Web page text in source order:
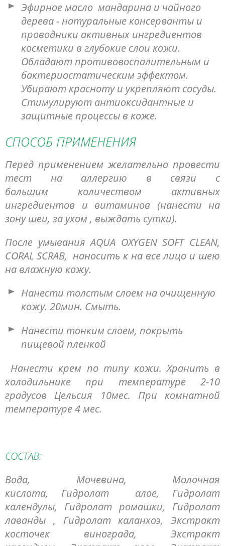
Эфирное масло мандарина и чайного
дерева - натуральные консерванты и
проводники активных ингредиентов
косметики в глубокие слои кожи.
Обладают противовоспалительным и
бактериостатическим эффектом.
Убирают красноту и укрепляют сосуды.
Стимулируют антиоксидантные и
защитные процессы в коже.
СПОСОБ ПРИМЕНЕНИЯ
Перед применением желательно провести
тест на аллергию в связи с
большим количеством активных
ингредиентов и витаминов (нанести на
зону шеи, за ухом , выждать сутки).
После умывания AQUA OXYGEN SOFT CLEAN,
CORAL SCRAB, наносить к на все лицо и шею
на влажную кожу.
Нанести толстым слоем на очищенную
кожу. 20мин. Смыть.
Нанести тонким слоем, покрыть
пищевой пленкой
Нанести крем по типу кожи. Хранить в
холодильнике при температуре 2-10
градусов Цельсия 10мес. При комнатной
температуре 4 мес.
СОСТАВ:
Вода, Мочевина, Молочная
кислота, Гидролат алое, Гидролат
календулы, Гидролат ромашки, Гидролат
лаванды , Гидролат каланхоэ, Экстракт
косточек винограда, Экстракт